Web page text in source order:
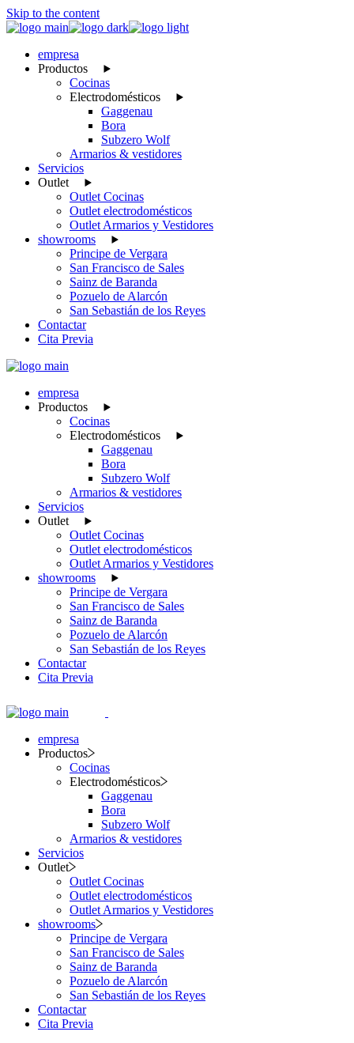
Skip to the content
empresa
Productos
Cocinas
Electrodomésticos
Gaggenau
Bora
Subzero Wolf
Armarios & vestidores
Servicios
Outlet
Outlet Cocinas
Outlet electrodomésticos
Outlet Armarios y Vestidores
showrooms
Principe de Vergara
San Francisco de Sales
Sainz de Baranda
Pozuelo de Alarcón
San Sebastián de los Reyes
Contactar
Cita Previa
empresa
Productos
Cocinas
Electrodomésticos
Gaggenau
Bora
Subzero Wolf
Armarios & vestidores
Servicios
Outlet
Outlet Cocinas
Outlet electrodomésticos
Outlet Armarios y Vestidores
showrooms
Principe de Vergara
San Francisco de Sales
Sainz de Baranda
Pozuelo de Alarcón
San Sebastián de los Reyes
Contactar
Cita Previa
empresa
Productos
Cocinas
Electrodomésticos
Gaggenau
Bora
Subzero Wolf
Armarios & vestidores
Servicios
Outlet
Outlet Cocinas
Outlet electrodomésticos
Outlet Armarios y Vestidores
showrooms
Principe de Vergara
San Francisco de Sales
Sainz de Baranda
Pozuelo de Alarcón
San Sebastián de los Reyes
Contactar
Cita Previa